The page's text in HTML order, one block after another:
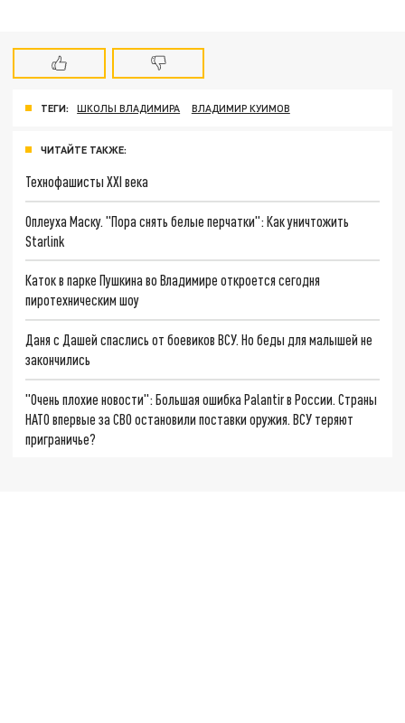
ТЕГИ: ШКОЛЫ ВЛАДИМИРА ВЛАДИМИР КУИМОВ
ЧИТАЙТЕ ТАКЖЕ:
Технофашисты XXI века
Оплеуха Маску. "Пора снять белые перчатки": Как уничтожить
Starlink
Каток в парке Пушкина во Владимире откроется сегодня
пиротехническим шоу
Даня с Дашей спаслись от боевиков ВСУ. Но беды для малышей не
закончились
"Очень плохие новости": Большая ошибка Palantir в России. Страны
НАТО впервые за СВО остановили поставки оружия. ВСУ теряют
приграничье?